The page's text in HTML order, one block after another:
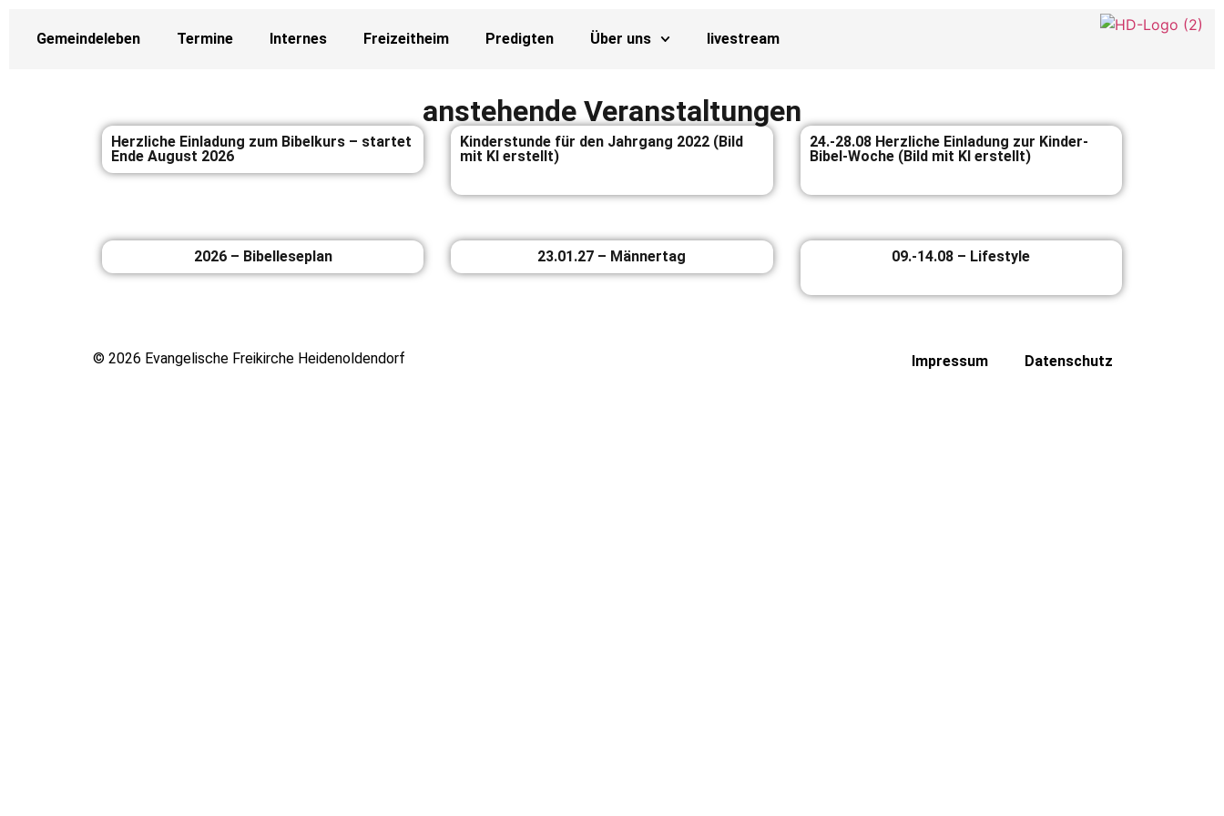
Gemeindeleben Termine Internes Freizeitheim Predigten Über uns livestream
anstehende Veranstaltungen
Herzliche Einladung zum Bibelkurs – startet
Ende August 2026
Kinderstunde für den Jahrgang 2022 (Bild
mit KI erstellt)
24.-28.08 Herzliche Einladung zur Kinder-
Bibel-Woche (Bild mit KI erstellt)
2026 – Bibelleseplan 23.01.27 – Männertag 09.-14.08 – Lifestyle
© 2026 Evangelische Freikirche Heidenoldendorf Impressum Datenschutz